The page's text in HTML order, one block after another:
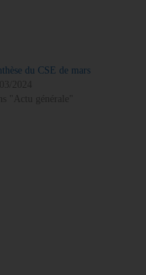
du CSE de mars
03/2024
"Actu générale"